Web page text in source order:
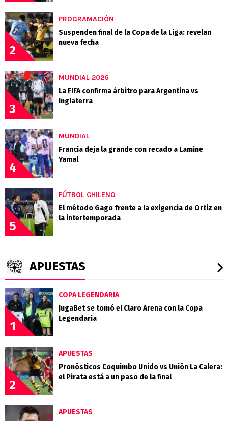
2
PROGRAMACIÓN
Suspenden final de la Copa de la Liga: revelan
nueva fecha
3
MUNDIAL 2026
La FIFA confirma árbitro para Argentina vs
Inglaterra
4
MUNDIAL
Francia deja la grande con recado a Lamine
Yamal
5
FÚTBOL CHILENO
El método Gago frente a la exigencia de Ortiz en
la intertemporada
APUESTAS
1
COPA LEGENDARIA
JugaBet se tomó el Claro Arena con la Copa
Legendaria
2
APUESTAS
Pronósticos Coquimbo Unido vs Unión La Calera:
el Pirata está a un paso de la final
APUESTAS